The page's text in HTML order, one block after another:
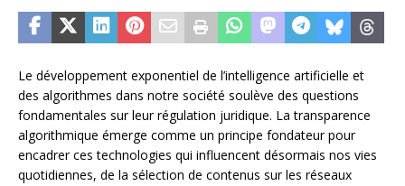
Le développement exponentiel de l’intelligence artificielle et
des algorithmes dans notre société soulève des questions
fondamentales sur leur régulation juridique. La transparence
algorithmique émerge comme un principe fondateur pour
encadrer ces technologies qui influencent désormais nos vies
quotidiennes, de la sélection de contenus sur les réseaux